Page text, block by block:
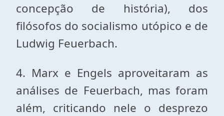
concepção de história), dos
filósofos do socialismo utópico e de
Ludwig Feuerbach.
4. Marx e Engels aproveitaram as
análises de Feuerbach, mas foram
além, criticando nele o desprezo